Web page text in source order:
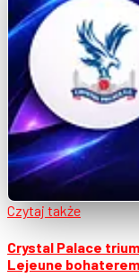
Czytaj także
Crystal Palace
Lejeune